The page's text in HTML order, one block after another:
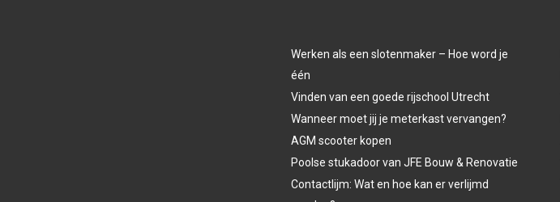
Werken als een slotenmaker – Hoe word je
één
Vinden van een goede rijschool Utrecht
Wanneer moet jij je meterkast vervangen?
AGM scooter kopen
Poolse stukadoor van JFE Bouw & Renovatie
Contactlijm: Wat en hoe kan er verlijmd